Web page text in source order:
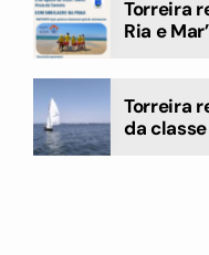
Torreira
Ria e
Torreira
da classe